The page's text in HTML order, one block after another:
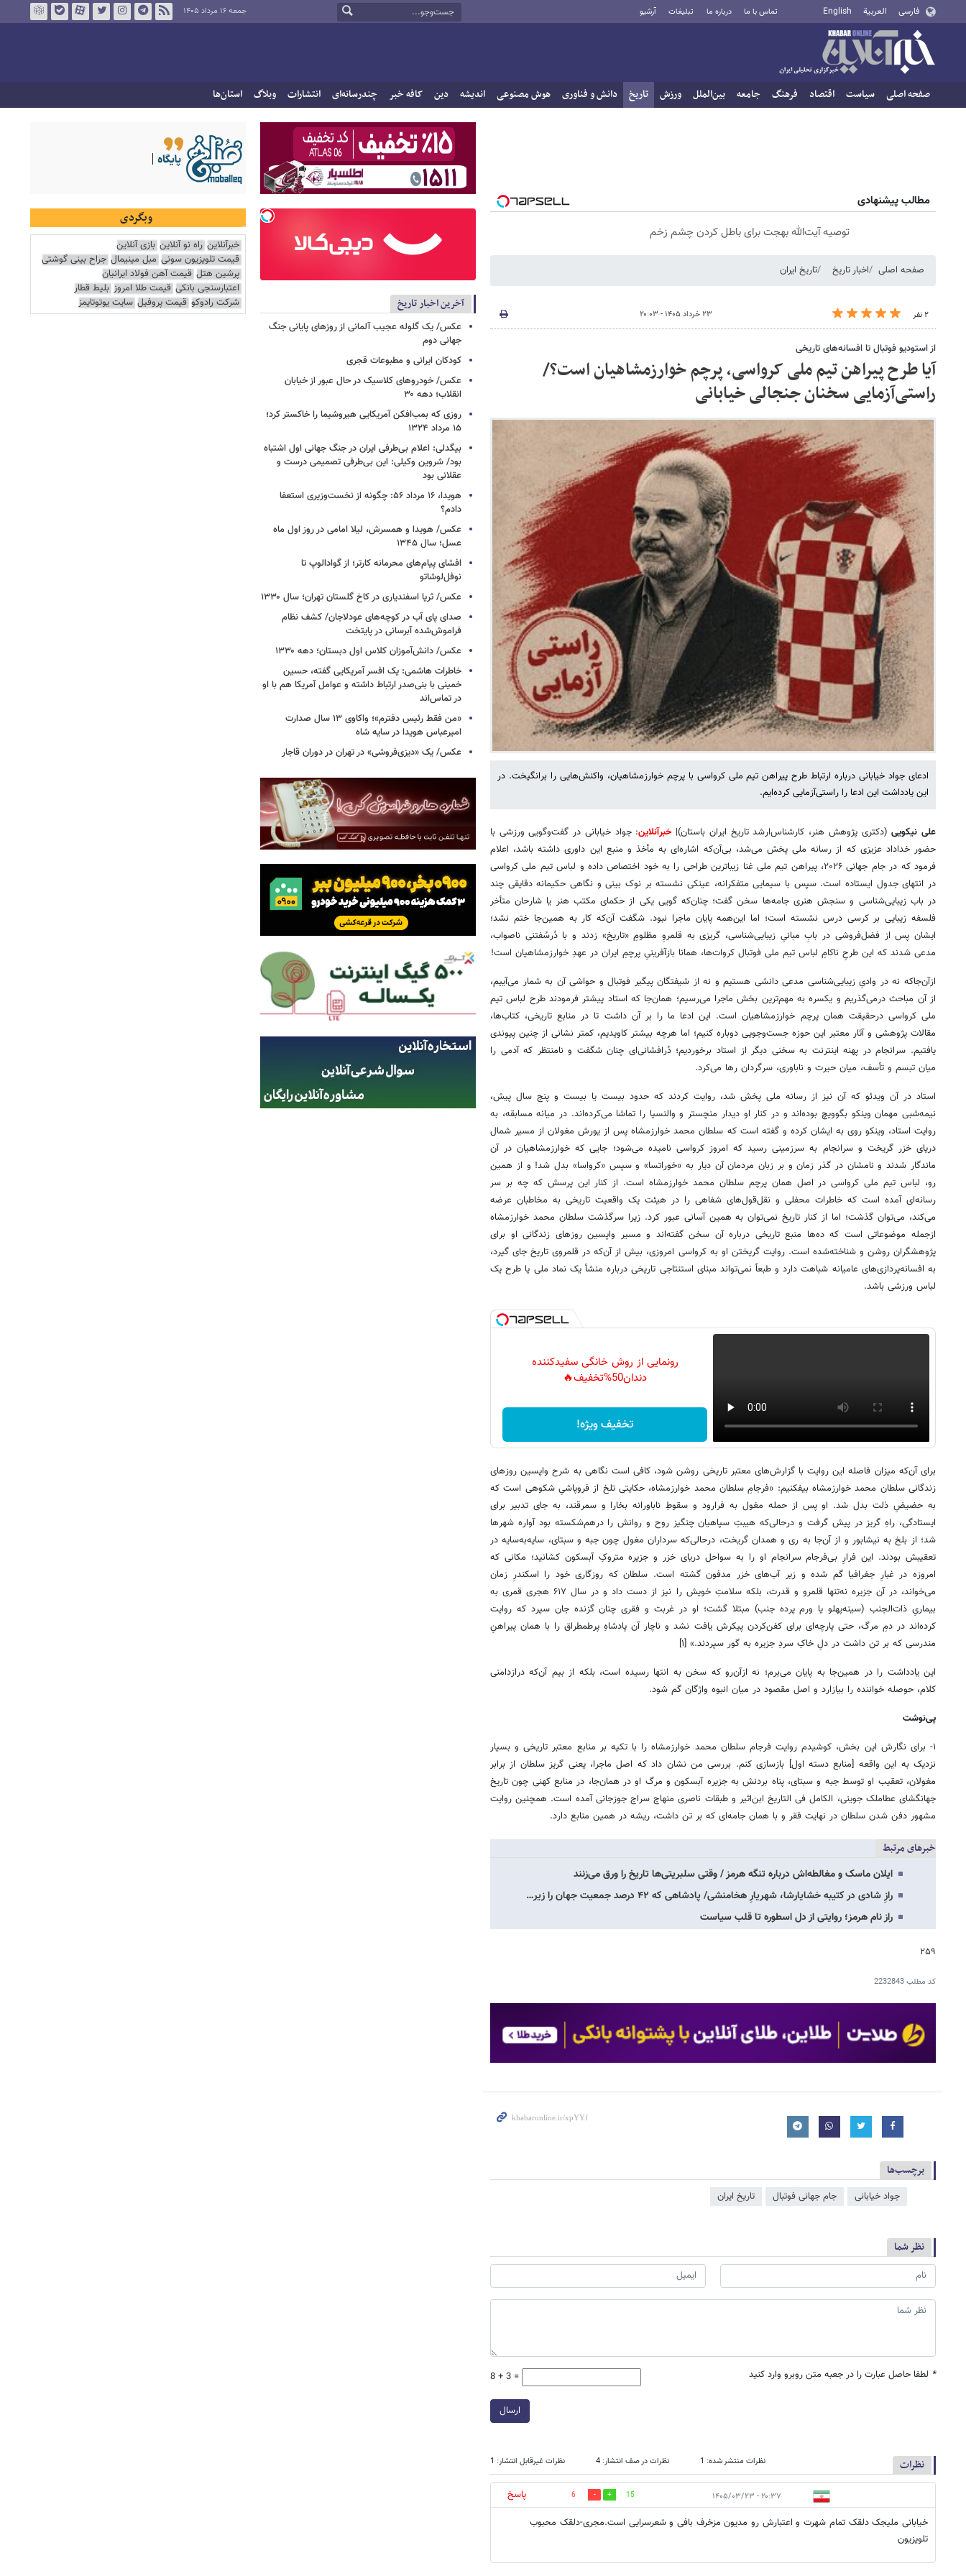
فارسی العربية English تماس با ما درباره ما تبلیغات آرشیو جمعه ۱۶ مرداد ۱۴۰۵
صفحه اصلی سیاست اقتصاد فرهنگ جامعه بین‌الملل ورزش تاریخ دانش و فناوری هوش مصنوعی اندیشه دین کافه خبر چندرسانه‌ای انتشارات وبلاگ استان‌ها
مطالب پیشنهادی
توصیه آیت‌الله بهجت برای باطل کردن چشم زخم
صفحه اصلی اخبار تاریخ تاریخ ایران
۲ نفر ۲۳ خرداد ۱۴۰۵ - ۲۰:۰۳
از استودیو فوتبال تا افسانه‌های تاریخی
آیا طرح پیراهن تیم ملی کرواسی، پرچم خوارزمشاهیان است؟/
راستی‌آزمایی سخنان جنجالی خیابانی
ادعای جواد خیابانی درباره ارتباط طرح پیراهن تیم ملی کرواسی با پرچم خوارزمشاهیان، واکنش‌هایی را برانگیخت. در
این یادداشت این ادعا را راستی‌آزمایی کرده‌ایم.
علی نیکویی(دکتری پژوهش هنر، کارشناس‌ارشد تاریخ ایران باستان)|خبرآنلاین: جواد خیابانی در گفت‌وگویی ورزشی با
حضور خداداد عزیزی که از رسانه ملی پخش می‌شد، بی‌آن‌که اشاره‌ای به مأخذ و منبع این داوری داشته باشد، اعلام
فرمود که در جام جهانی ۲۰۲۶، پیراهن تیم ملی غنا زیباترین طراحی را به خود اختصاص داده و لباس تیم ملی کرواسی
در انتهای جدول ایستاده است. سپس با سیمایی متفکرانه، عینکی نشسته بر نوک بینی و نگاهی حکیمانه دقایقی چند
در باب زیبایی‌شناسی و سنجش هنری جامه‌ها سخن گفت؛ چنان‌که گویی یکی از حکمای مکتب هنر یا شارحان متأخر
فلسفه زیبایی بر کرسی درس نشسته است؛ اما این‌همه پایان ماجرا نبود. شگفت آن‌که کار به همین‌جا ختم نشد؛
ایشان پس از فضل‌فروشی در بابِ مبانیِ زیبایی‌شناسی، گریزی به قلمروِ مظلومِ «تاریخ» زدند و با دُرسُفتنی ناصواب،
مدعی شدند که این طرحِ ناکامِ لباس تیم ملی فوتبال کروات‌ها، همانا بازآفرینیِ پرچمِ ایران در عهدِ خوارزمشاهیان است!
ازآن‌جاکه نه در وادیِ زیبایی‌شناسی مدعی دانشی هستیم و نه از شیفتگان پیگیر فوتبال و حواشی آن به شمار می‌آییم،
از آن مباحث درمی‌گذریم و یکسره به مهم‌ترین بخش ماجرا می‌رسیم؛ همان‌جا که استاد پیشتر فرمودند طرح لباس تیم
ملی کرواسی درحقیقت همان پرچم خوارزمشاهیان است. این ادعا ما را بر آن داشت تا در منابع تاریخی، کتاب‌ها،
مقالات پژوهشی و آثار معتبر این حوزه جست‌وجویی دوباره کنیم؛ اما هرچه بیشتر کاویدیم، کمتر نشانی از چنین پیوندی
یافتیم. سرانجام در پهنه اینترنت به سخنی دیگر از استاد برخوردیم؛ دُرافشانی‌ای چنان شگفت و نامنتظر که آدمی را
میان تبسم و تأسف، میان حیرت و ناباوری، سرگردان رها می‌کرد.
استاد در آن ویدئو که آن نیز از رسانه ملی پخش شد، روایت کردند که حدود بیست یا بیست و پنج سال پیش،
نیمه‌شبی مهمان وینکو بگوویچ بوده‌اند و در کنار او دیدار منچستر و والنسیا را تماشا می‌کرده‌اند. در میانه مسابقه، به
روایت استاد، وینکو روی به ایشان کرده و گفته است که سلطان محمد خوارزمشاه پس از یورش مغولان از مسیر شمال
دریای خزر گریخت و سرانجام به سرزمینی رسید که امروز کرواسی نامیده می‌شود؛ جایی که خوارزمشاهیان در آن
ماندگار شدند و نامشان در گذر زمان و بر زبان مردمان آن دیار به «خوراتسا» و سپس «کرواسا» بدل شد! و از همین
رو، لباس تیم ملی کرواسی در اصل همان پرچم سلطان محمد خوارزمشاه است. از کنار این پرسش که چه بر سر
رسانه‌ای آمده است که خاطرات محفلی و نقل‌قول‌های شفاهی را در هیئت یک واقعیت تاریخی به مخاطبان عرضه
می‌کند، می‌توان گذشت؛ اما از کنار تاریخ نمی‌توان به همین آسانی عبور کرد. زیرا سرگذشت سلطان محمد خوارزمشاه
ازجمله موضوعاتی است که ده‌ها منبع تاریخی درباره آن سخن گفته‌اند و مسیر واپسین روزهای زندگانی او برای
پژوهشگران روشن و شناخته‌شده است. روایت گریختن او به کرواسی امروزی، بیش از آن‌که در قلمروی تاریخ جای گیرد،
به افسانه‌پردازی‌های عامیانه شباهت دارد و طبعاً نمی‌تواند مبنای استنتاجی تاریخی درباره منشأ یک نماد ملی یا طرح یک
لباس ورزشی باشد.
رونمایی از روش خانگی سفیدکننده
دندان50%تخفیف🔥
تخفیف ویژه!
برای‌ آن‌که میزان فاصله این روایت با گزارش‌های معتبر تاریخی روشن شود، کافی است نگاهی به شرح واپسین روزهای
زندگانی سلطان محمد خوارزمشاه بیفکنیم: «فرجامِ سلطان محمد خوارزمشاه، حکایتی تلخ از فروپاشیِ شکوهی است که
به حضیضِ ذلت بدل شد. او پس از حمله مغول به فرارود و سقوطِ ناباورانه بخارا و سمرقند، به ‌جای تدبیر برای
ایستادگی، راهِ گریز در پیش گرفت و درحالی‌که هیبتِ سپاهیان چنگیز روح و روانش را درهم‌شکسته بود آواره شهرها
شد؛ از بلخ به نیشابور و از آن‌جا به ری و همدان گریخت، درحالی‌که سرداران مغول چون جبه و سبتای، سایه‌به‌سایه در
تعقیبش بودند. این فرارِ بی‌فرجام سرانجام او را به سواحل دریای خزر و جزیره متروکِ آبسکون کشانید؛ مکانی که
امروزه در غبارِ جغرافیا گم شده و زیر آب‌های خزر مدفون گشته است. سلطان که روزگاری خود را اسکندرِ زمان
می‌خواند، در آن جزیره نه‌تنها قلمرو و قدرت، بلکه سلامتِ خویش را نیز از دست داد و در سال ۶۱۷ هجری قمری به
بیماریِ ذات‌الجنب (سینه‌پهلو یا ورم پرده جنب) مبتلا گشت؛ او در غربت و فقری چنان گزنده جان سپرد که روایت
کرده‌اند در دمِ مرگ، حتی پارچه‌ای برای کفن‌کردن پیکرش یافت نشد و ناچار آن پادشاهِ پرطمطراق را با همان پیراهنِ
مندرسی که بر تن داشت در دلِ خاکِ سردِ جزیره به گور سپردند.» [۱]
این یادداشت را در همین‌جا به پایان می‌برم؛ نه ازآن‌رو که سخن به انتها رسیده است، بلکه از بیم آن‌که درازدامنی
کلام، حوصله خواننده را بیازارد و اصل مقصود در میان انبوه واژگان گم شود.
پی‌نوشت
۱- برای نگارش این بخش، کوشیدم روایت فرجام سلطان محمد خوارزمشاه را با تکیه بر منابع معتبر تاریخی و بسیار
نزدیک به این واقعه [منابع دسته اول] بازسازی کنم. بررسی من نشان داد که اصل ماجرا، یعنی گریز سلطان از برابر
مغولان، تعقیب او توسط جبه و سبتای، پناه بردنش به جزیره آبسکون و مرگ او در همان‌جا، در منابع کهنی چون تاریخ
جهانگشای عطاملک جوینی، الکامل فی التاریخ ابن‌اثیر و طبقات ناصری منهاج سراج جوزجانی آمده است. همچنین روایت
مشهور دفن شدن سلطان در نهایت فقر و با همان جامه‌ای که بر تن داشت، ریشه در همین منابع دارد.
خبرهای مرتبط
ایلان ماسک و مغالطه‌اش درباره تنگه هرمز / وقتی سلبریتی‌ها تاریخ را ورق می‌زنند
رازِ شادی در کتیبه خشایارشا، شهریارِ هخامنشی/ پادشاهی که ۴۲ درصد جمعیت جهان را زیر…
راز نام هرمز؛ روایتی از دل اسطوره تا قلب سیاست
۲۵۹
کد مطلب2232843
برچسب‌ها
جواد خیابانی جام جهانی فوتبال تاریخ ایران
نظر شما
* لطفا حاصل عبارت را در جعبه متن روبرو وارد کنید 8 + 3 =
ارسال
نظرات نظرات منتشر شده: 1 نظرات در صف انتشار: 4 نظرات غیرقابل انتشار: 1
۲۰:۳۷ - ۱۴۰۵/۰۳/۲۳ 15
6
پاسخ
خیابانی ملیجک دلقک تمام شهرت و اعتبارش رو مدیون مزخرف بافی و شعرسرایی است.مجری-دلقک محبوب
تلویزیون
آخرین اخبار تاریخ
عکس/ یک گلوله عجیب آلمانی از روزهای پایانی جنگ
جهانی دوم
کودکان ایرانی و مطبوعات قجری
عکس/ خودروهای کلاسیک در حال عبور از خیابان
انقلاب؛ دهه ۳۰
روزی که بمب‌افکن آمریکایی هیروشیما را خاکستر کرد؛
۱۵ مرداد ۱۳۲۴
بیگدلی: اعلام بی‌طرفی ایران در جنگ جهانی اول اشتباه
بود/ شروین وکیلی: این بی‌طرفی تصمیمی درست و
عقلانی بود
هویدا، ۱۶ مرداد ۵۶: چگونه از نخست‌وزیری استعفا
دادم؟
عکس/ هویدا و همسرش، لیلا امامی در روز اول ماه
عسل؛ سال ۱۳۴۵
افشای پیام‌های محرمانه کارتر؛ از گوادالوپ تا
نوفل‌لوشاتو
عکس/ ثریا اسفندیاری در کاخ گلستان تهران؛ سال ۱۳۳۰
صدای پای آب در کوچه‌های عودلاجان/ کشف نظام
فراموش‌شده آبرسانی در پایتخت
عکس/ دانش‌آموزان کلاس اول دبستان؛ دهه ۱۳۳۰
خاطرات هاشمی: یک افسر آمریکایی‌ گفته، حسین
خمینی با بنی‌صدر ارتباط داشته و عوامل‌ آمریکا هم با او
در تماس‌اند
«من فقط رئیس دفترم»؛ واکاوی ۱۳ سال صدارت
امیرعباس هویدا در سایه شاه
عکس/ یک «دیزی‌فروشی» در تهران در دوران قاجار
وبگردی
خبرآنلاین راه نو آنلاین بازی آنلاین
قیمت تلویزیون سونی مبل مینیمال جراح بینی گوشتی
پرشین هتل قیمت آهن فولاد ایرانیان
اعتبارسنجی بانکی قیمت طلا امروز بلیط قطار
شرکت رادوکو قیمت پروفیل سایت یوتوتایمز